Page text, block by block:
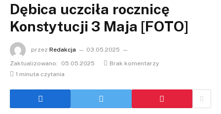
Dębica uczciła rocznicę
Konstytucji 3 Maja [FOTO]
przez Redakcja
03.05.2025
Zaktualizowano:
05.05.2025
Brak komentarzy
1 minuta czytania